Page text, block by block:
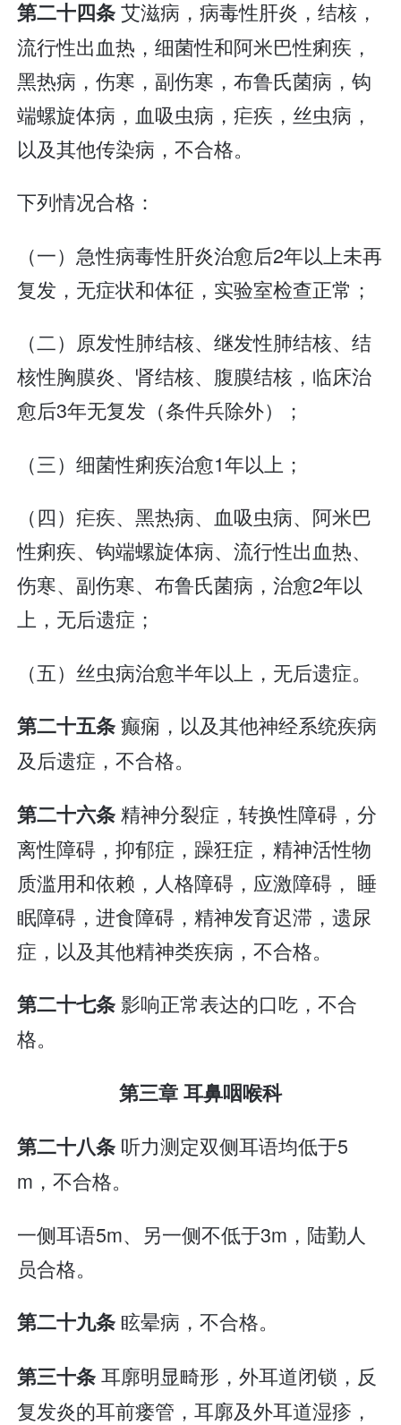
第二十四条艾滋病，病毒性肝炎，结核，
流行性出血热，细菌性和阿米巴性痢疾，
黑热病，伤寒，副伤寒，布鲁氏菌病，钩
端螺旋体病，血吸虫病，疟疾，丝虫病，
以及其他传染病，不合格。
下列情况合格：
（一）急性病毒性肝炎治愈后2年以上未再
复发，无症状和体征，实验室检查正常；
（二）原发性肺结核、继发性肺结核、结
核性胸膜炎、肾结核、腹膜结核，临床治
愈后3年无复发（条件兵除外）；
（三）细菌性痢疾治愈1年以上；
（四）疟疾、黑热病、血吸虫病、阿米巴
性痢疾、钩端螺旋体病、流行性出血热、
伤寒、副伤寒、布鲁氏菌病，治愈2年以
上，无后遗症；
（五）丝虫病治愈半年以上，无后遗症。
第二十五条癫痫，以及其他神经系统疾病
及后遗症，不合格。
第二十六条精神分裂症，转换性障碍，分
离性障碍，抑郁症，躁狂症，精神活性物
质滥用和依赖，人格障碍，应激障碍， 睡
眠障碍，进食障碍，精神发育迟滞，遗尿
症，以及其他精神类疾病，不合格。
第二十七条影响正常表达的口吃，不合
格。
第三章 耳鼻咽喉科
第二十八条 听力测定双侧耳语均低于5
m，不合格。
一侧耳语5m、另一侧不低于3m，陆勤人
员合格。
第二十九条 眩晕病，不合格。
第三十条耳廓明显畸形，外耳道闭锁，反
复发炎的耳前瘘管，耳廓及外耳道湿疹，